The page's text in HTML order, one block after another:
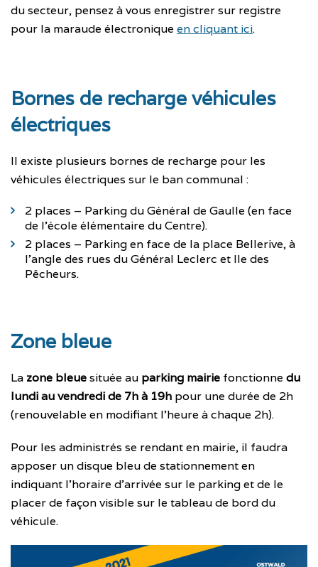
du secteur, pensez à vous enregistrer sur registre
pour la maraude électronique en cliquant ici.
Bornes de recharge véhicules
électriques
Il existe plusieurs bornes de recharge pour les
véhicules électriques sur le ban communal :
2 places – Parking du Général de Gaulle (en face
de l’école élémentaire du Centre).
2 places – Parking en face de la place Bellerive, à
l’angle des rues du Général Leclerc et Ile des
Pêcheurs.
Zone bleue
La zone bleuesituée au parking mairie fonctionne du
lundi au vendredi de 7h à 19h pour une durée de 2h
(renouvelable en modifiant l’heure à chaque 2h).
Pour les administrés se rendant en mairie, il faudra
apposer un disque bleu de stationnement en
indiquant l’horaire d’arrivée sur le parking et de le
placer de façon visible sur le tableau de bord du
véhicule.